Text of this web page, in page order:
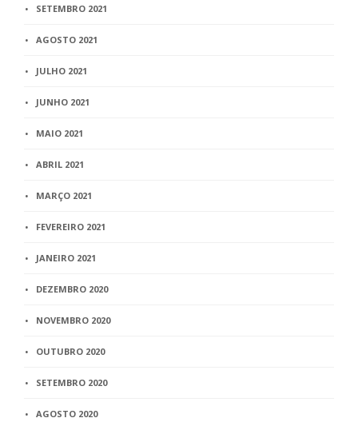
SETEMBRO 2021
AGOSTO 2021
JULHO 2021
JUNHO 2021
MAIO 2021
ABRIL 2021
MARÇO 2021
FEVEREIRO 2021
JANEIRO 2021
DEZEMBRO 2020
NOVEMBRO 2020
OUTUBRO 2020
SETEMBRO 2020
AGOSTO 2020